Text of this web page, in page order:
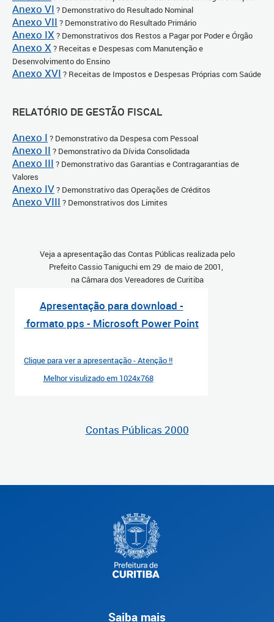
Anexo VI ? Demonstrativo do Resultado Nominal
Anexo VII ? Demonstrativo do Resultado Primário
Anexo IX ? Demonstrativos dos Restos a Pagar por Poder e Órgão
Anexo X ? Receitas e Despesas com Manutenção e
Desenvolvimento do Ensino
Anexo XVI ? Receitas de Impostos e Despesas Próprias com Saúde
RELATÓRIO DE GESTÃO FISCAL
Anexo I ? Demonstrativo da Despesa com Pessoal
Anexo II ? Demonstrativo da Dívida Consolidada
Anexo III ? Demonstrativo das Garantias e Contragarantias de
Valores
Anexo IV? Demonstrativo das Operações de Créditos
Anexo VIII ? Demonstrativos dos Limites
Veja a apresentação das Contas Públicas realizada pelo
Prefeito Cassio Taniguchi em 29 de maio de 2001,
na Câmara dos Vereadores de Curitiba
Apresentação para download -
formato pps - Microsoft Power Point
Clique para ver a apresentação - Atenção !!
Melhor visulizado em 1024x768
Contas Públicas 2000
Saiba mais